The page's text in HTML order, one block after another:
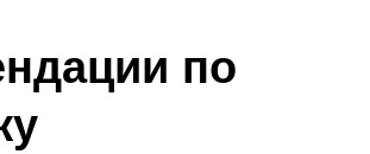
по